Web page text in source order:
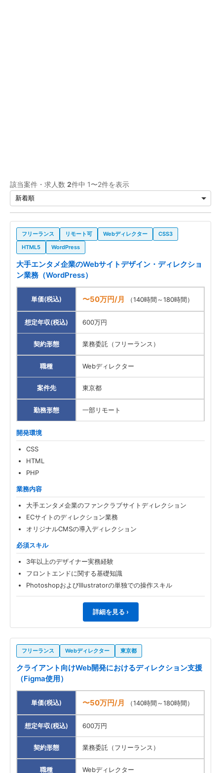
該当案件・求人数 2件中 1〜2件を表示
フリーランス リモート可 Webディレクター
CSS3
HTML5
WordPress
大手エンタメ企業のWebサイトデザイン・ディレクショ
ン業務（WordPress）
単価(税込) 〜50万円/月 （140時間～180時間）
想定年収(税込) 600万円
契約形態 業務委託（フリーランス）
職種 Webディレクター
案件先 東京都
勤務形態 一部リモート
開発環境
CSS
HTML
PHP
業務内容
大手エンタメ企業のファンクラブサイトディレクション
ECサイトのディレクション業務
オリジナルCMSの導入ディレクション
必須スキル
3年以上のデザイナー実務経験
フロントエンドに関する基礎知識
PhotoshopおよびIllustratorの単独での操作スキル
詳細を見る ›
フリーランス Webディレクター 東京都
クライアント向けWeb開発におけるディレクション支援
（Figma使用）
単価(税込) 〜50万円/月 （140時間～180時間）
想定年収(税込) 600万円
契約形態 業務委託（フリーランス）
職種 Webディレクター